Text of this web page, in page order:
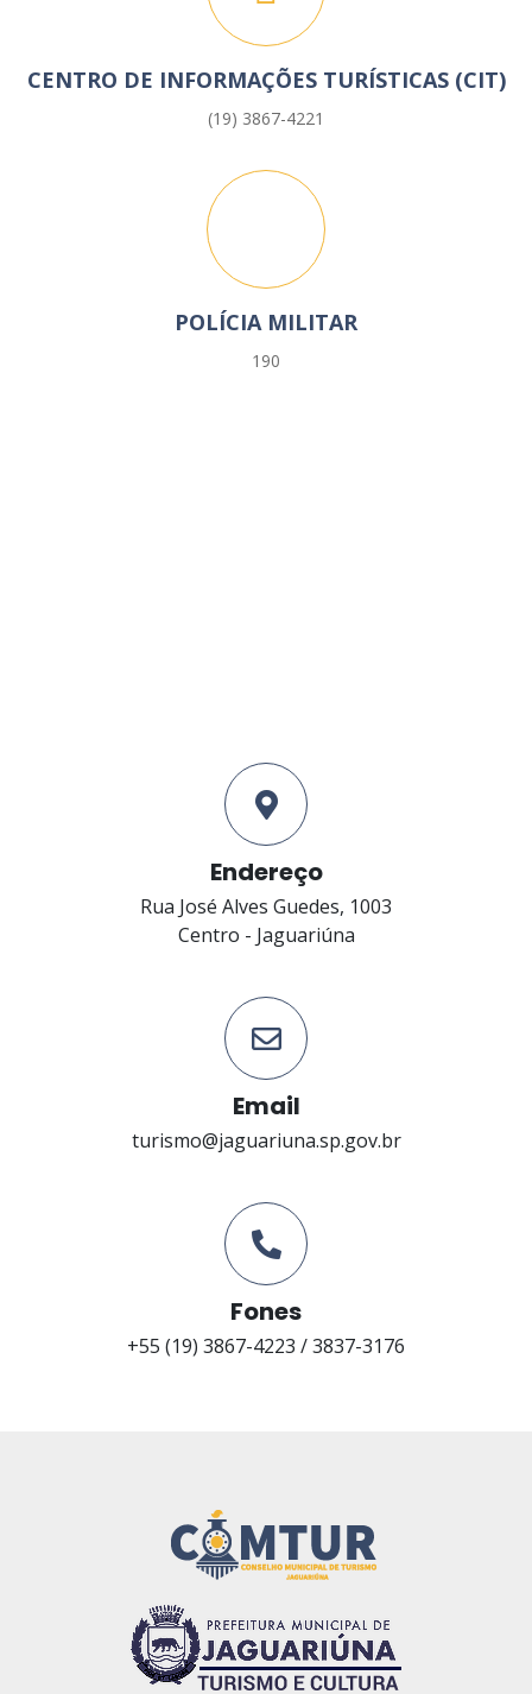
CENTRO DE INFORMAÇÕES TURÍSTICAS (CIT)
(19) 3867-4221
POLÍCIA MILITAR
190
Endereço
Rua José Alves Guedes, 1003
Centro - Jaguariúna
Email
turismo@jaguariuna.sp.gov.br
Fones
+55 (19) 3867-4223 / 3837-3176